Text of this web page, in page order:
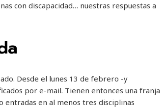
con discapacidad… nuestras respuestas a
Desde el lunes 13 de febrero -y
por e-mail. Tienen entonces una franja
en al menos tres disciplinas